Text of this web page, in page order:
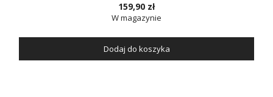
159,90 zł
W magazynie
Dodaj do koszyka